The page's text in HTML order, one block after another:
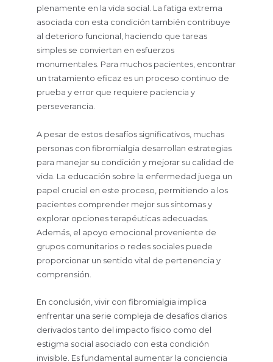
plenamente en la vida social. La fatiga extrema
asociada con esta condición también contribuye
al deterioro funcional, haciendo que tareas
simples se conviertan en esfuerzos
monumentales. Para muchos pacientes, encontrar
un tratamiento eficaz es un proceso continuo de
prueba y error que requiere paciencia y
perseverancia.
A pesar de estos desafíos significativos, muchas
personas con fibromialgia desarrollan estrategias
para manejar su condición y mejorar su calidad de
vida. La educación sobre la enfermedad juega un
papel crucial en este proceso, permitiendo a los
pacientes comprender mejor sus síntomas y
explorar opciones terapéuticas adecuadas.
Además, el apoyo emocional proveniente de
grupos comunitarios o redes sociales puede
proporcionar un sentido vital de pertenencia y
comprensión.
En conclusión, vivir con fibromialgia implica
enfrentar una serie compleja de desafíos diarios
derivados tanto del impacto físico como del
estigma social asociado con esta condición
invisible. Es fundamental aumentar la conciencia